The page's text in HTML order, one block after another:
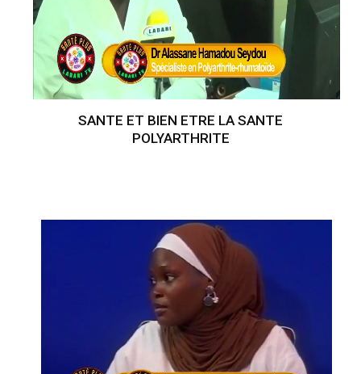
SANTE ET BIEN ETRE LA SANTE
POLYARTHRITE